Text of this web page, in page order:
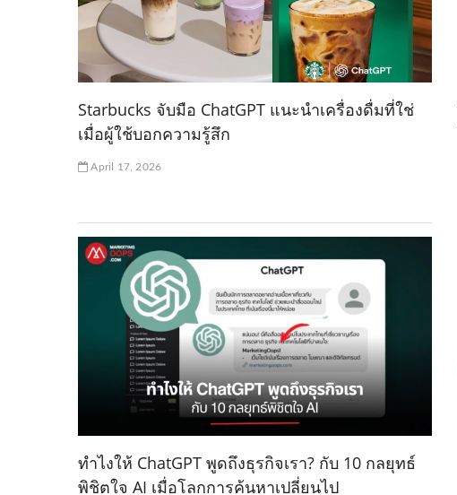
Starbucks จับมือ ChatGPT แนะนำเครื่องดื่มที่ใช่
เมื่อผู้ใช้บอกความรู้สึก
April 17, 2026
ทำไงให้ ChatGPT พูดถึงธุรกิจเรา? กับ 10 กลยุทธ์
พิชิตใจ AI เมื่อโลกการค้นหาเปลี่ยนไป